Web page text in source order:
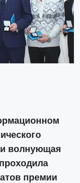
и волнующая
премии